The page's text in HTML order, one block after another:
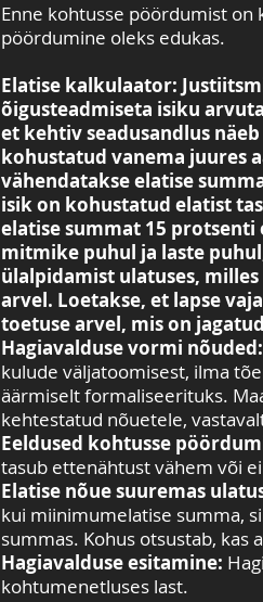
Enne kohtusse pöördumist on
pöördumine oleks edukas.
Elatise kalkulaator:
õigusteadmiseta isiku
et kehtiv seadusandlus
kohustatud vanema juures
vähendatakse elatise
isik on kohustatud elatist
elatise summat 15 protsenti
mitmike puhul ja laste
ülalpidamist ulatuses,
arvel. Loetakse, et lapse
toetuse arvel, mis on
Hagiavalduse vormi nõuded:
kulude väljatoomisest, ilma
äärmiselt formaliseerituks.
kehtestatud nõuetele,
Eeldused kohtusse
tasub ettenähtust vähem või
Elatise nõue suuremas
kui miinimumelatise summa,
summas. Kohus otsustab,
Hagiavalduse esitamine:
kohtumenetluses last.